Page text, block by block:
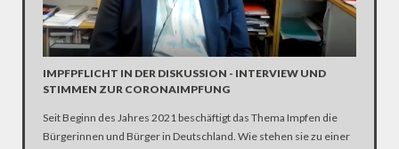
IMPFPFLICHT IN DER DISKUSSION - INTERVIEW UND
STIMMEN ZUR CORONAIMPFUNG
Seit Beginn des Jahres 2021 beschäftigt das Thema Impfen die
Bürgerinnen und Bürger in Deutschland. Wie stehen sie zu einer